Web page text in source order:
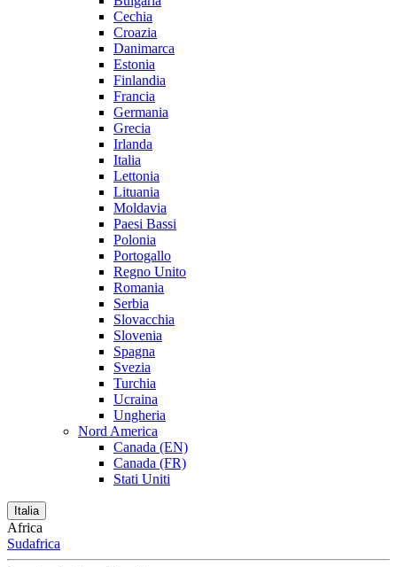
Cechia
Croazia
Danimarca
Estonia
Finlandia
Francia
Germania
Grecia
Irlanda
Italia
Lettonia
Lituania
Moldavia
Paesi Bassi
Polonia
Portogallo
Regno Unito
Romania
Serbia
Slovacchia
Slovenia
Spagna
Svezia
Turchia
Ucraina
Ungheria
Nord America
Canada (EN)
Canada (FR)
Stati Uniti
Italia
Africa
Sudafrica